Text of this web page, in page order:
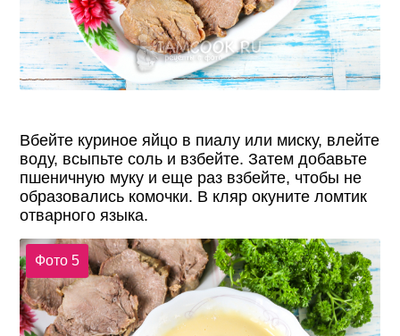
Вбейте куриное яйцо в пиалу или миску, влейте
воду, всыпьте соль и взбейте. Затем добавьте
пшеничную муку и еще раз взбейте, чтобы не
образовались комочки. В кляр окуните ломтик
отварного языка.
Фото 5